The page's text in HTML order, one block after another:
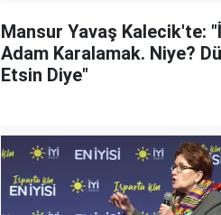
Mansur Yavaş Kalecik'te:
Adam Karalamak. Niye?
Etsin Diye"